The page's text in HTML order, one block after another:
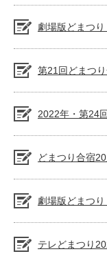
劇場版どまつ
第21回どまつ
2022年・第24
どまつり合宿
劇場版どまつり
テレどまつり